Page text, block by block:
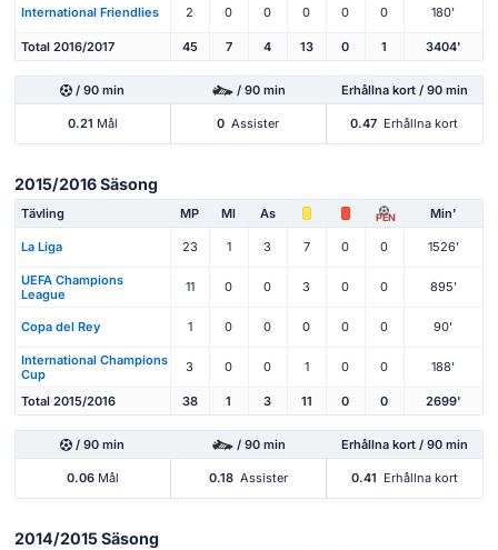
International Friendlies 2 0 0 0 0 0 180'
Total 2016/2017 45 7 4 13 0 1 3404'
/ 90 min / 90 min Erhållna kort / 90 min
0.21 Mål 0 Assister 0.47 Erhållna kort
2015/2016 Säsong
Tävling MP Ml As PEN Min'
La Liga 23 1 3 7 0 0 1526'
UEFA Champions
League
11 0 0 3 0 0 895'
Copa del Rey 1 0 0 0 0 0 90'
International Champions
Cup
3 0 0 1 0 0 188'
Total 2015/2016 38 1 3 11 0 0 2699'
/ 90 min / 90 min Erhållna kort / 90 min
0.06Mål 0.18 Assister 0.41 Erhållna kort
2014/2015 Säsong